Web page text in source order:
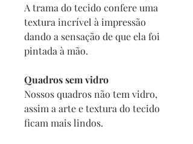
A trama do tecido confere uma
textura incrível à impressão
dando a sensação de que ela foi
pintada à mão.
Quadros sem vidro
Nossos quadros não tem vidro,
assim a arte e textura do tecido
ficam mais lindos.